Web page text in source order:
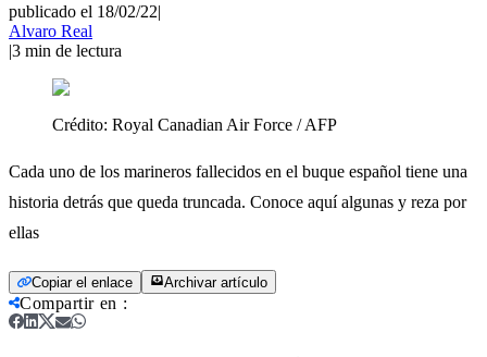
publicado el 18/02/22|
Alvaro Real
|3 min de lectura
Crédito: Royal Canadian Air Force / AFP
Cada uno de los marineros fallecidos en el buque español tiene una
historia detrás que queda truncada. Conoce aquí algunas y reza por
ellas
Copiar el enlace Archivar artículo
Compartir en :